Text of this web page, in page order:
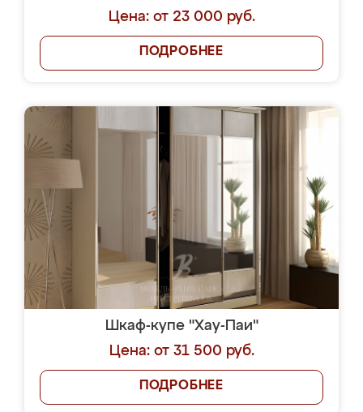
Цена: от 23 000 руб.
ПОДРОБНЕЕ
Шкаф-купе "Хау-Паи"
Цена: от 31 500 руб.
ПОДРОБНЕЕ